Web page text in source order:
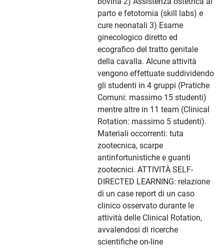
parto e fetotomia (skill labs) e
cure neonatali 3) Esame
ginecologico diretto ed
ecografico del tratto genitale
della cavalla. Alcune attività
vengono effettuate suddividendo
gli studenti in 4 gruppi (Pratiche
Comuni: massimo 15 studenti)
mentre altre in 11 team (Clinical
Rotation: massimo 5 studenti).
Materiali occorrenti: tuta
zootecnica, scarpe
antinfortunistiche e guanti
zootecnici. ATTIVITÀ SELF-
DIRECTED LEARNING: relazione
di un case report di un caso
clinico osservato durante le
attività delle Clinical Rotation,
avvalendosi di ricerche
scientifiche on-line